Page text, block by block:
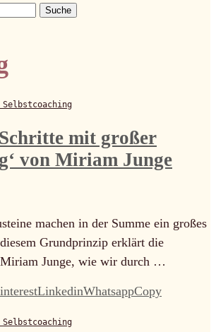
Suche
mit großer
von Miriam Junge
machen in der Summe ein großes
Grundprinzip erklärt die
Junge, wie wir durch …
LinkedinWhatsappCopy